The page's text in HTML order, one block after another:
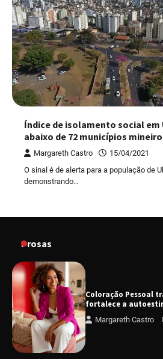
Índice de isolamento social em
abaixo de 72 municípios
Margareth Castro
15/04/2021
O sinal é de alerta para a população de
demonstrando…
Prosas
Coloração Pessoal
fortalece a
Margareth Castro